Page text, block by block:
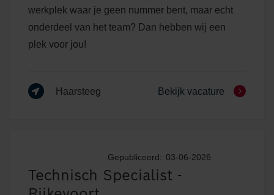
werkplek waar je geen nummer bent, maar echt
onderdeel van het team? Dan hebben wij een
plek voor jou!
Haarsteeg Bekijk vacature
Gepubliceerd: 03-06-2026
Technisch Specialist -